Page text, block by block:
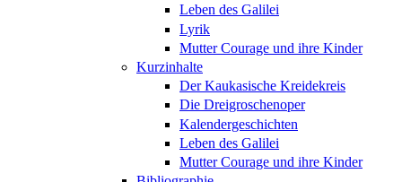
Leben des Galilei
Lyrik
Mutter Courage und ihre Kinder
Kurzinhalte
Der Kaukasische Kreidekreis
Die Dreigroschenoper
Kalendergeschichten
Leben des Galilei
Mutter Courage und ihre Kinder